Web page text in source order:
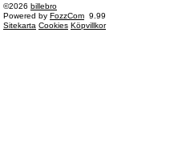
©2026 billebro
Powered by FozzCom 9.99
Sitekarta Cookies Köpvillkor